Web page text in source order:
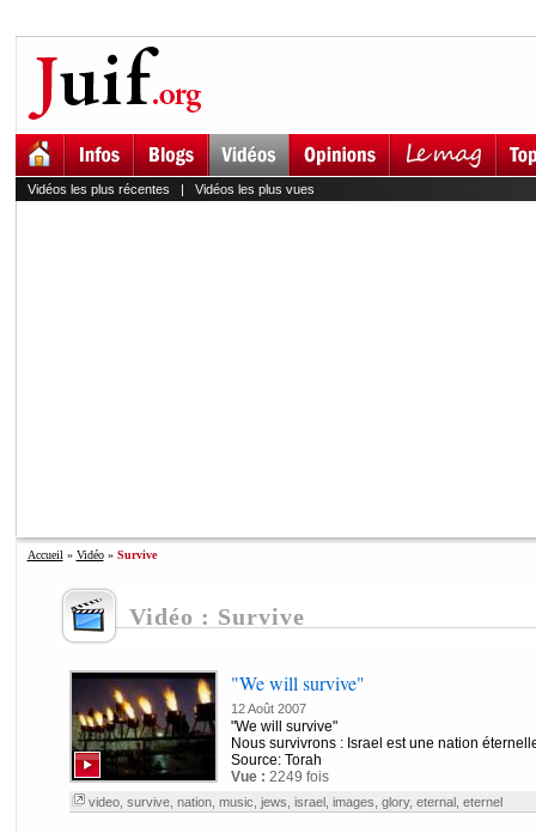
Vidéos les plus récentes | Vidéos les plus vues
Accueil » Vidéo» Survive
Vidéo : Survive
"We will survive"
12 Août 2007
"We will survive"
Nous survivrons : Israel est une nation
Source: Torah
Vue : 2249 fois
video, survive, nation, music jews israel, images glory, eternal, eternel